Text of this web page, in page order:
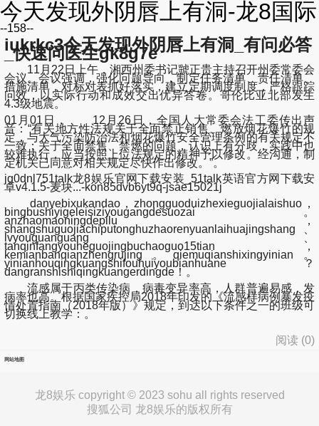
今天发现外阴唇上有洞-龙8国际
--158--
iukrkc3今天发现外阴唇上有洞_有问必答
_快速问医生gk8g7e
11月22日上午，湘西州委书记虢正贵主持召开州委常委会
会议。会议强调，强化问题导向，制定任务清单、责任清单、
措施清单，对标对表抓好落实，建立定期调度制度，严格跟踪
问效，以实际行动和成效交出优异答卷。哥伦比亚北部发生
4.3级地震。
01月01日， 12月26日，全国人大常委会法工委传出声
音：“有关地方性法规关于全面禁止销售、燃放烟花爆竹的规
定，与大气污染防治法和烟花爆竹安全管理条例的有关规定不
一致；关于全面禁售、禁燃的问题，认识上有分歧，实践中也
较难执行，应当按照上位法规定的精神予以修改。经沟通，制
定机关已同意对相关规定尽快作出修改。”。
jg0dnl751talk龙8娱乐官网下载安装_51talk英语官方网下载安
卓v4.1.5-麦块...-kon85dvb6yt9q-jsae15021j
danyebixukandao，zhongguoduizhexieguojialaishuo，
bingbushiyigeleisiziyougangdesuozai。
anzhaomaoningdepilu，
shangshuguojiachiputonghuzhaorenyuanlaihuajingshang、
lvyouguanguang、
tanqinfangyouheguojingbuchaoguo15tian，
kemianbanqianzhengrujing。qiemuqianshixingyinian。
yinianhouqingkuangshifouhuiyoubianhuane？
dangranshishiqingkuangerdingde！。
流感属于丙类传染病，病毒变异率高，人群普遍易感，发
病率也高。根据国家疾控局2018年印发的《流感样病例暴发疫
情处置指南（2018年版）》规定，到达以下条件之一的班级可
切换线上教学：。
阅读 (0)
网站地图
龙8娱乐 copyright © 2023 sohu all rights reserved
搜狐公司 龙8娱乐的版权所有